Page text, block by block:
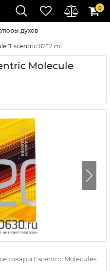
0
духов
"Escentric 02" 2 ml
Molecule
товары Escentric Molecules